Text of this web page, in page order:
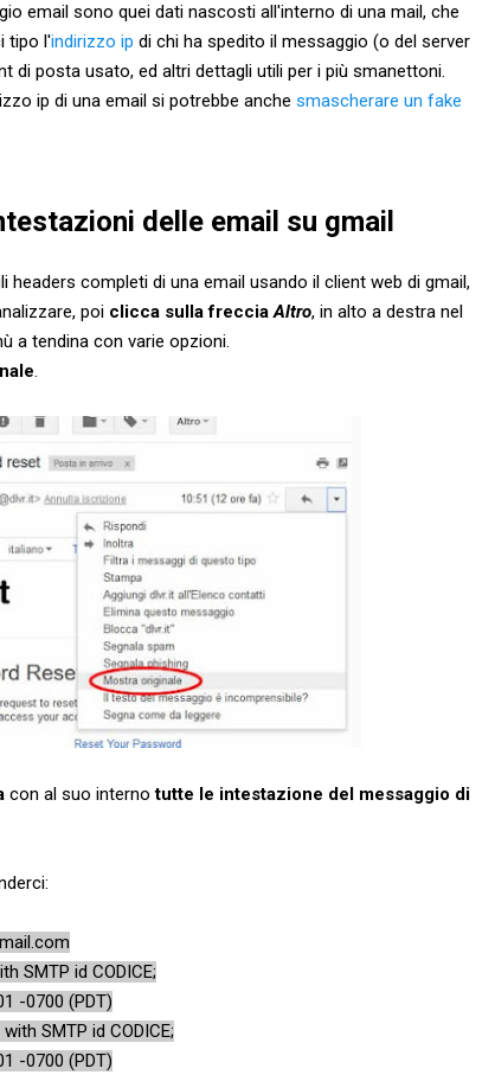
email sono quei dati nascosti all'interno di una mail, che
tipo l'indirizzo ip di chi ha spedito il messaggio (o del server
di posta usato, ed altri dettagli utili per i più smanettoni.
ip di una email si potrebbe anche smascherare un fake
delle email su gmail
headers completi di una email usando il client web di gmail,
poi clicca sulla frecciaAltro, in alto a destra nel
a tendina con varie opzioni.
.
con al suo internotutte le intestazione del messaggio di
SMTP id CODICE;
-0700 (PDT)
SMTP id CODICE;
-0700 (PDT)